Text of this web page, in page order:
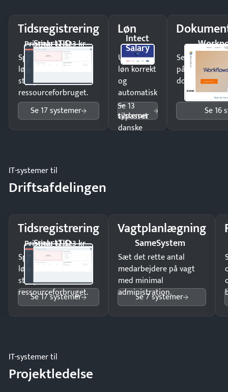
Tidsregistrering
SmartTID
Pristjek: 12.523 kr
Spar tid på
lønberegning og få
styr på
ressourceforbruget.
Se 17 systemer
Løn
Intect
Salary
Udbetal
løn korrekt
og
automatisk
—
tilpasset
danske
Se 13
systemer
Send
på minutter
dokumenter.
Se 16
IT-systemer til
Driftsafdelingen
Tidsregistrering
SmartTID
Pristjek: 12.523 kr
Spar tid på
lønberegning og få
styr på
ressourceforbruget.
Se 17 systemer
Vagtplanlægning
SameSystem
Sæt det rette antal
medarbejdere på vagt
med minimal
administration.
Se 7 systemer
IT-systemer til
Projektledelse